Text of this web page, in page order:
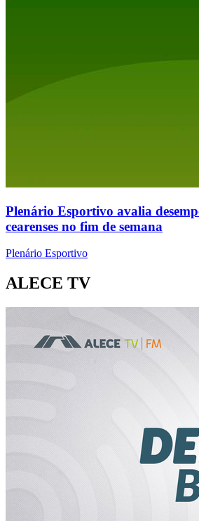
Plenário Esportivo avalia
cearenses no fim de semana
Plenário Esportivo
ALECE TV